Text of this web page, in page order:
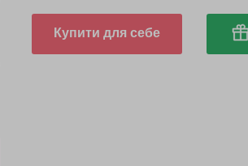
Купити для себе